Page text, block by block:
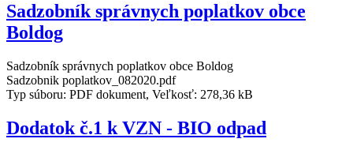
Sadzobník správnych poplatkov obce
Boldog
Sadzobník správnych poplatkov obce Boldog
Sadzobnik poplatkov_082020.pdf
Typ súboru: PDF dokument, Veľkosť: 278,36 kB
Dodatok č.1 k VZN - BIO odpad